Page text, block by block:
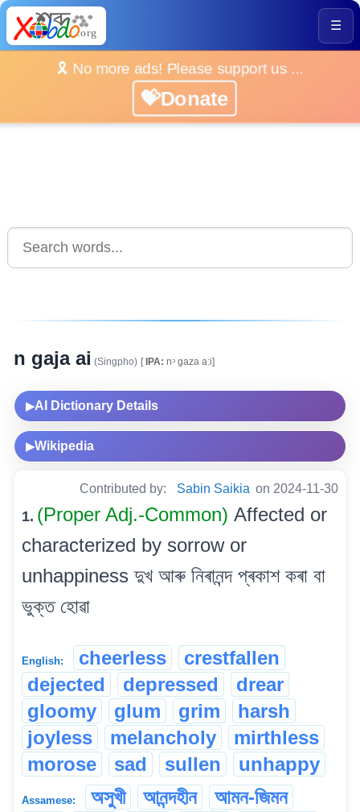
☰
🎗️ No more ads! Please support us ...
💝Donate
n gaja ai (Singpho) [IPA: nᵓ gaza a:i]
▶AI Dictionary Details
▶Wikipedia
Contributed by: Sabin Saikia on 2024-11-30
1. (Proper Adj.-Common) Affected or
characterized by sorrow or
unhappiness দুখ আৰু নিৰানন্দ প্ৰকাশ কৰা বা
ভুক্ত হোৱা
English: cheerless
crestfallen
dejected
depressed
drear
gloomy
glum grim
harsh
joyless
melancholy
mirthless
morose
sad sullen unhappy
Assamese: অসুখী আনন্দহীন
আমন-জিমন